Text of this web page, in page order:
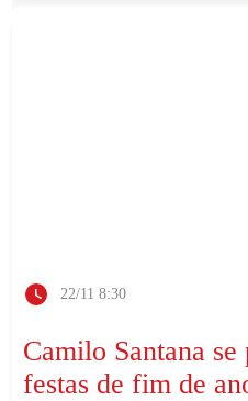
22/11 8:30
Camilo Santana
festas de fim de